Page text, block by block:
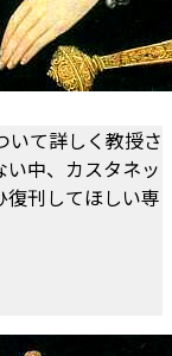
いて詳しく教授さ
中、カスタネッ
復刊してほしい専